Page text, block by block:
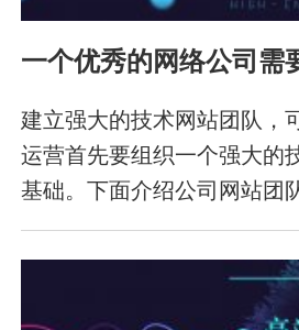
一个优秀的网络公司需
建立强大的技术网站团队，
运营首先要组织一个强大的
基础。下面介绍公司网站团